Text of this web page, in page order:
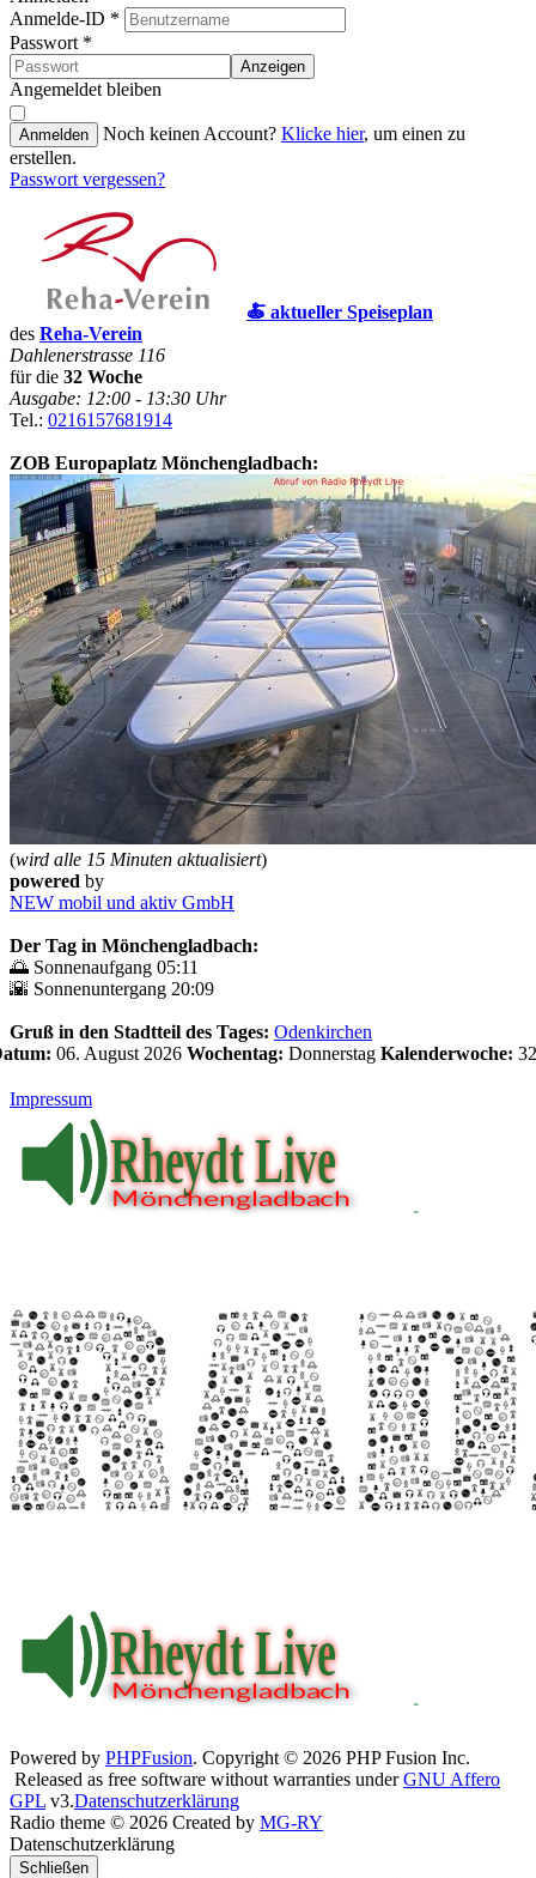
Anmelde-ID *
Passwort *
Anzeigen
Angemeldet bleiben
Anmelden Noch keinen Account? Klicke hier, um einen zu
erstellen.
Passwort vergessen?
🍝 aktueller Speiseplan
des Reha-Verein
Dahlenerstrasse 116
für die 32 Woche
Ausgabe: 12:00 - 13:30 Uhr
Tel.: 0216157681914
ZOB Europaplatz Mönchengladbach:
(wird alle 15 Minuten aktualisiert)
powered by
NEW mobil und aktiv GmbH
Der Tag in Mönchengladbach:
🌅 Sonnenaufgang 05:11
🌇 Sonnenuntergang 20:09
Gruß in den Stadtteil des Tages: Odenkirchen
06. August 2026 Wochentag: Donnerstag Kalenderwoche: 32
Impressum
Powered by PHPFusion. Copyright © 2026 PHP Fusion Inc.
Released as free software without warranties underGNU Affero
GPL v3.Datenschutzerklärung
Radio theme © 2026 Created by MG-RY
Datenschutzerklärung
Schließen